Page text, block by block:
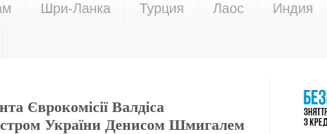
Шри-Ланка Турция Лаос Индия
Єврокомісії Валдіса
України Денисом Шмигалем